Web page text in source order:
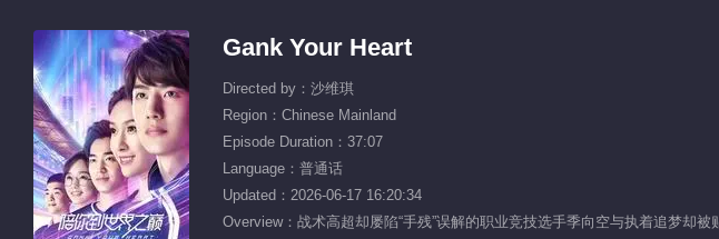
Gank Your Heart
Directed by：沙维琪
Region：Chinese Mainland
Episode Duration：37:07
Language：普通话
Updated：2026-06-17 16:20:34
Overview：战术高超却屡陷“手残”误解的职业竞技选手季向空与执着追梦却